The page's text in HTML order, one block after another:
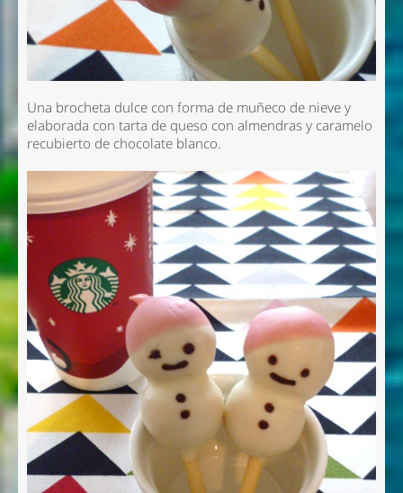
Una brocheta dulce con forma de muñeco de nieve y
elaborada con tarta de queso con almendras y caramelo
recubierto de chocolate blanco.